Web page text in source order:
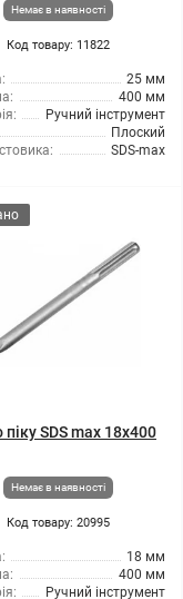
Немає в наявності
Код товару: 11822
25 мм
400 мм
Ручний інструмент
Плоский
SDS-max
піку SDS max 18x400
Немає в наявності
Код товару: 20995
18 мм
400 мм
Ручний інструмент